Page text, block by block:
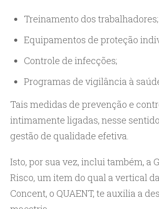
Treinamento dos trabalhadores;
Equipamentos de proteção
Controle de infecções;
Programas de vigilância à
Tais medidas de prevenção e
intimamente ligadas, nesse
gestão de qualidade efetiva.
Isto, por sua vez, inclui também, a
Risco, um item do qual a vertical
Concent, o QUAENT, te auxilia a